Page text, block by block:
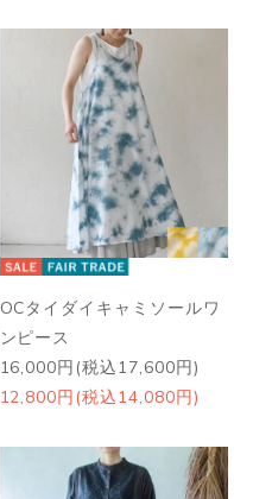
OCタイダイキャミソールワ
ンピース
16,000円(税込17,600円)
12,800円(税込14,080円)